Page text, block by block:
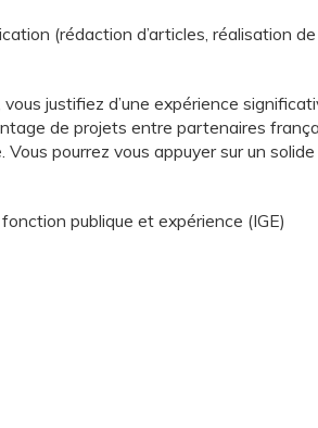
(rédaction d’articles, réalisation
justifiez d’une expérience
de projets entre partenaires
pourrez vous appuyer sur un
publique et expérience (IGE)